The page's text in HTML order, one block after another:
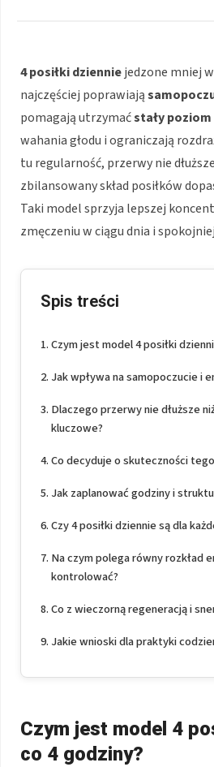
4 posiłki dzienniejedzone mniej
najczęściej poprawiają
pomagają utrzymaćstały
wahania głodu i ograniczają
tu regularność, przerwy nie
zbilansowany skład posiłków
Taki model sprzyja lepszej
zmęczeniu w ciągu dnia i
Spis treści
Czym jest model 4 posiłki
Jak wpływa na samopoczucie i
Dlaczego przerwy nie dłuższe
kluczowe?
Co decyduje o skuteczności
Jak zaplanować godziny i
Czy 4 posiłki dziennie są dla
Na czym polega równy rozkład
kontrolować?
Co z wieczorną regeneracją i
Jakie wnioski dla praktyki
Czym jest model 4
co 4 godziny?